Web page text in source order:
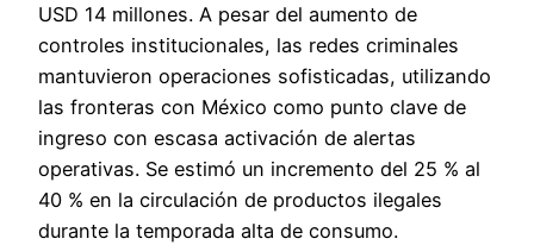
USD 14 millones. A pesar del aumento de
controles institucionales, las redes criminales
mantuvieron operaciones sofisticadas, utilizando
las fronteras con México como punto clave de
ingreso con escasa activación de alertas
operativas. Se estimó un incremento del 25 % al
40 % en la circulación de productos ilegales
durante la temporada alta de consumo.